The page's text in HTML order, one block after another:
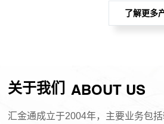
了解更多
关于我们 ABOUT US
汇金通成立于2004年，主要业务包